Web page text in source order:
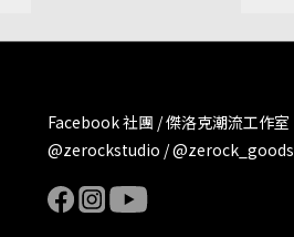
Facebook 社團 / 傑洛克潮流工作室
@zerockstudio / @zerock_goods